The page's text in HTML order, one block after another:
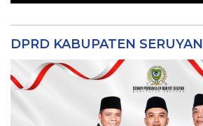
DPRD KABUPATEN SERUYAN